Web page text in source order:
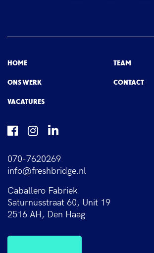
HOME
ONS WERK
VACATURES
TEAM
CONTACT
070-7620269
info@freshbridge.nl
Caballero Fabriek
Saturnusstraat 60, Unit 19
2516 AH, Den Haag